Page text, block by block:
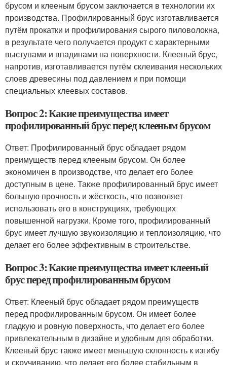
брусом и клееным брусом заключается в технологии их
производства. Профилированный брус изготавливается
путём прокатки и профилирования сырого пиловолокна,
в результате чего получается продукт с характерными
выступами и впадинами на поверхности. Клееный брус,
напротив, изготавливается путём склеивания нескольких
слоев древесины под давлением и при помощи
специальных клеевых составов.
Вопрос 2: Какие преимущества имеет
профилированный брус перед клееным брусом
Ответ: Профилированный брус обладает рядом
преимуществ перед клееным брусом. Он более
экономичен в производстве, что делает его более
доступным в цене. Также профилированный брус имеет
большую прочность и жёсткость, что позволяет
использовать его в конструкциях, требующих
повышенной нагрузки. Кроме того, профилированный
брус имеет лучшую звукоизоляцию и теплоизоляцию, что
делает его более эффективным в строительстве.
Вопрос 3: Какие преимущества имеет клееный
брус перед профилированным брусом
Ответ: Клееный брус обладает рядом преимуществ
перед профилированным брусом. Он имеет более
гладкую и ровную поверхность, что делает его более
привлекательным в дизайне и удобным для обработки.
Клееный брус также имеет меньшую склонность к изгибу
и скручиванию, что делает его более стабильным в